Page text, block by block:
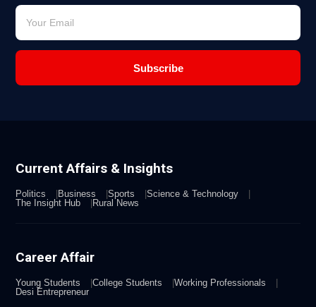
Subscribe
Current Affairs & Insights
Politics Business Sports
Science & Technology
The Insight Hub
Rural News
Career Affair
Young Students College Students
Working Professionals
Desi Entrepreneur